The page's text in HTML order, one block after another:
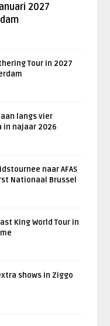
2027
Tour in 2027
langs vier
in najaar 2026
naar AFAS
Nationaal Brussel
King World Tour in
shows in Ziggo